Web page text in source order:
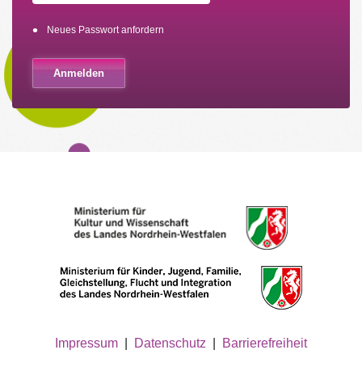
Neues Passwort anfordern
Impressum Datenschutz Barrierefreiheit